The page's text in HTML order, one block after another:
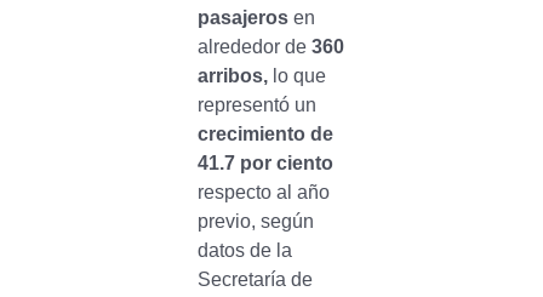
pasajerosen
alrededor de 360
arribos,lo que
representó un
crecimiento de
41.7 por ciento
respecto al año
previo, según
datos de la
Secretaría de